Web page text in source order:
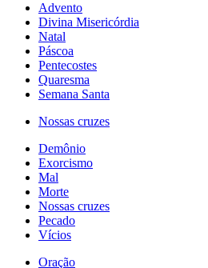
Advento
Divina Misericórdia
Natal
Páscoa
Pentecostes
Quaresma
Semana Santa
Nossas cruzes
Demônio
Exorcismo
Mal
Morte
Nossas cruzes
Pecado
Vícios
Oração